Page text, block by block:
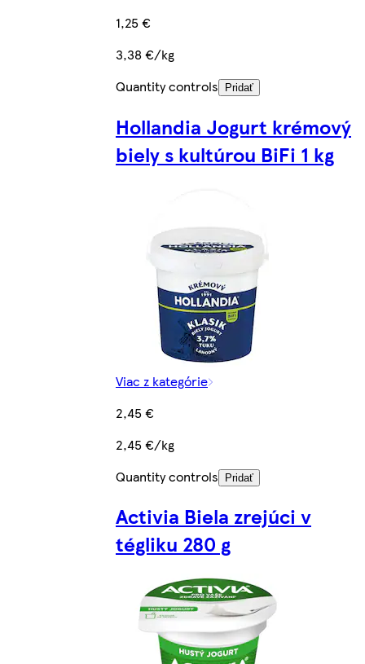
1,25 €
3,38 €/kg
Quantity controls
Pridať
Hollandia Jogurt krémový
biely s kultúrou BiFi 1 kg
Viac z kategórie
2,45 €
2,45 €/kg
Quantity controls
Pridať
Activia Biela zrejúci v
tégliku 280 g